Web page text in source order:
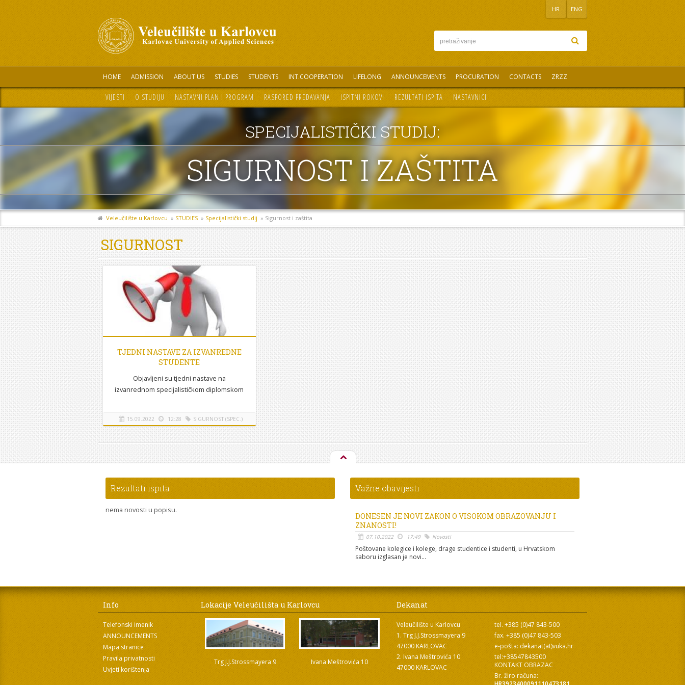
HR ENG
HOME ADMISSION ABOUT US STUDIES STUDENTS INT.COOPERATION LIFELONG ANNOUNCEMENTS PROCURATION CONTACTS ZRZZ
VIJESTI O STUDIJU NASTAVNI PLAN I PROGRAM RASPORED PREDAVANJA ISPITNI ROKOVI REZULTATI ISPITA NASTAVNICI
SPECIJALISTIČKI STUDIJ:
SIGURNOST I ZAŠTITA
Veleučilište u Karlovcu » STUDIES » Specijalistički studij » Sigurnost i zaštita
SIGURNOST
TJEDNI NASTAVE ZA IZVANREDNE
STUDENTE
Objavljeni su tjedni nastave na
izvanrednom specijalističkom diplomskom
id=122&L=240 Raspored će...
15.09.2022 12:28 SIGURNOST (SPEC.)
Rezultati ispita
nema novosti u popisu.
Važne obavijesti
DONESEN JE NOVI ZAKON O VISOKOM OBRAZOVANJU I
ZNANOSTI!
07.10.2022 17:49 Novosti
Poštovane kolegice i kolege, drage studentice i studenti, u Hrvatskom
saboru izglasan je novi...
Info
Telefonski imenik
ANNOUNCEMENTS
Mapa stranice
Pravila privatnosti
Uvjeti korištenja
Lokacije Veleučilišta u Karlovcu
Trg J.J.Strossmayera 9 Ivana Meštrovića 10
Dekanat
Veleučilište u Karlovcu
1. Trg J.J.Strossmayera 9
47000 KARLOVAC
2. Ivana Meštrovića 10
47000 KARLOVAC
tel. +385 (0)47 843-500
fax. +385 (0)47 843-503
e-pošta: dekanat(at)vuka.hr
tel:+38547843500
KONTAKT OBRAZAC
Br. žiro računa: